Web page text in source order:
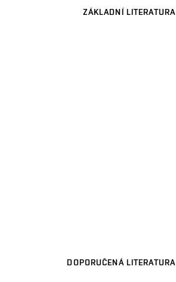
ZÁKLADNÍ LITERATURA
DOPORUČENÁ LITERATURA